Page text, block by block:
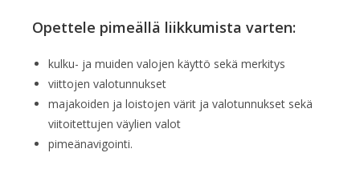
Opettele pimeällä liikkumista varten:
kulku- ja muiden valojen käyttö sekä merkitys
viittojen valotunnukset
majakoiden ja loistojen värit ja valotunnukset sekä
viitoitettujen väylien valot
pimeänavigointi.